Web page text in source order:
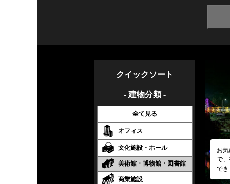
クイックソート
- 建物分類 -
全て見る
オフィス
文化施設・ホール
美術館・博物館・図書館
商業施設
お
で
で